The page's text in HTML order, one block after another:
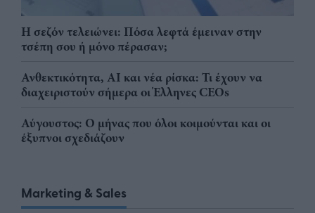
Η σεζόν τελειώνει: Πόσα λεφτά έμειναν στην
τσέπη σου ή μόνο πέρασαν;
Ανθεκτικότητα, AI και νέα ρίσκα: Τι έχουν να
διαχειριστούν σήμερα οι Έλληνες CEOs
Αύγουστος: Ο μήνας που όλοι κοιμούνται και οι
έξυπνοι σχεδιάζουν
Marketing & Sales